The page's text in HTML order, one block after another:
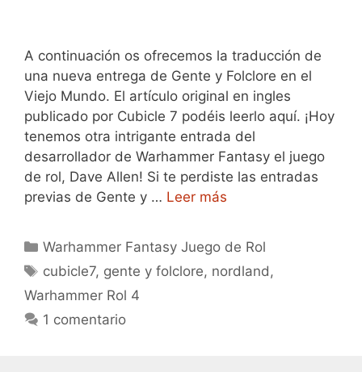
A continuación os ofrecemos la traducción de
una nueva entrega de Gente y Folclore en el
Viejo Mundo. El artículo original en ingles
publicado por Cubicle 7 podéis leerlo aquí. ¡Hoy
tenemos otra intrigante entrada del
desarrollador de Warhammer Fantasy el juego
de rol, Dave Allen! Si te perdiste las entradas
previas de Gente y … Leer más
Categorías
Warhammer Fantasy Juego de Rol
Etiquetas
cubicle7, gente y folclore, nordland ,
Warhammer Rol 4
1 comentario